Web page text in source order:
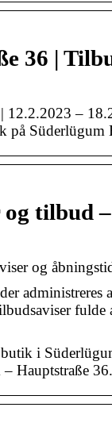
36 |
| 12.2.2023 –
på
og tilbud –
og
administreres
fulde
i
Hauptstraße 36.